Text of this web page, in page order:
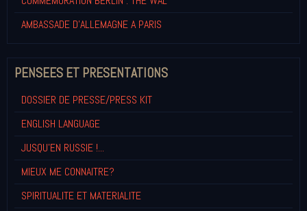
AMBASSADE D'ALLEMAGNE A PARIS
PENSEES ET PRESENTATIONS
DOSSIER DE PRESSE/PRESS KIT
ENGLISH LANGUAGE
JUSQU'EN RUSSIE !...
MIEUX ME CONNAITRE?
SPIRITUALITE ET MATERIALITE